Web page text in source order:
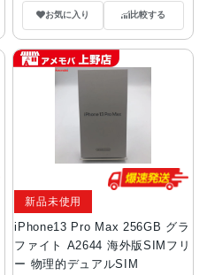
お気に入り 比較する
iPhone13 Pro Max 256GB グラ
ファイト A2644 海外版SIMフリ
ー 物理的デュアルSIM
新品未使用